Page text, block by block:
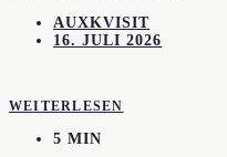
AUXKVISIT
16. JULI 2026
WEITERLESEN
5 MIN